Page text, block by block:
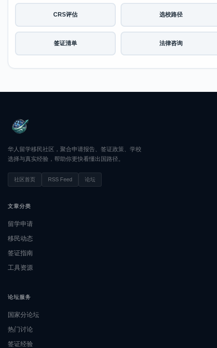
CRS评估 选校路径
签证清单 法律咨询
华人留学移民社区，聚合申请报告、签证政策、学校
选择与真实经验，帮助你更快看懂出国路径。
社区首页 RSS Feed 论坛
文章分类
留学申请
移民动态
签证指南
工具资源
论坛服务
国家分论坛
热门讨论
签证经验